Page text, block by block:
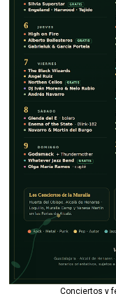
Conciertos y